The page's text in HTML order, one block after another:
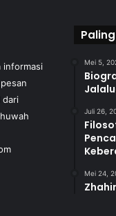
informasi
dari
Mei 5,
Juli 26,
Mei 24,